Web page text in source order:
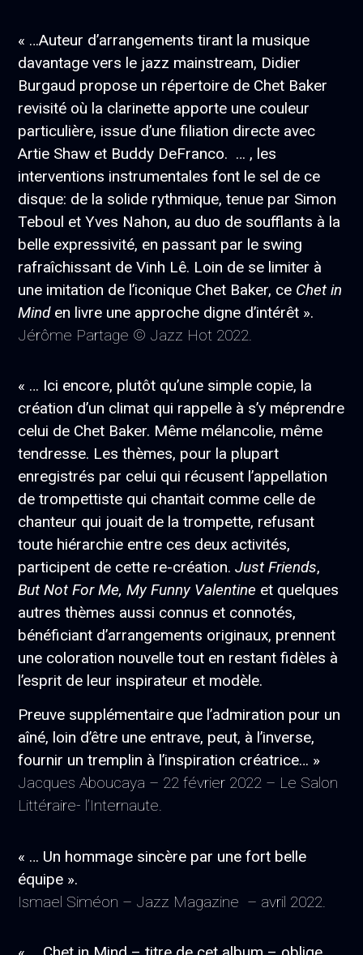
« …Auteur d’arrangements tirant la musique
davantage vers le jazz mainstream, Didier
Burgaud propose un répertoire de Chet Baker
revisité où la clarinette apporte une couleur
particulière, issue d’une filiation directe avec
Artie Shaw et Buddy DeFranco. … , les
interventions instrumentales font le sel de ce
disque: de la solide rythmique, tenue par Simon
Teboul et Yves Nahon, au duo de soufflants à la
belle expressivité, en passant par le swing
rafraîchissant de Vinh Lê. Loin de se limiter à
une imitation de l’iconique Chet Baker, ce Chet in
Minden livre une approche digne d’intérêt ».
Jérôme Partage © Jazz Hot 2022.
« … Ici encore, plutôt qu’une simple copie, la
création d’un climat qui rappelle à s’y méprendre
celui de Chet Baker. Même mélancolie, même
tendresse. Les thèmes, pour la plupart
enregistrés par celui qui récusent l’appellation
de trompettiste qui chantait comme celle de
chanteur qui jouait de la trompette, refusant
toute hiérarchie entre ces deux activités,
participent de cette re-création. Just Friends,
But Not For Me, My Funny Valentine et quelques
autres thèmes aussi connus et connotés,
bénéficiant d’arrangements originaux, prennent
une coloration nouvelle tout en restant fidèles à
l’esprit de leur inspirateur et modèle.
Preuve supplémentaire que l’admiration pour un
aîné, loin d’être une entrave, peut, à l’inverse,
fournir un tremplin à l’inspiration créatrice… »
Jacques Aboucaya – 22 février 2022 – Le Salon
Littéraire- l’Internaute.
« … Un hommage sincère par une fort belle
équipe ».
Ismael Siméon – Jazz Magazine – avril 2022.